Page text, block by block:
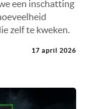
een inschatting
zelf te kweken.
17 april 2026